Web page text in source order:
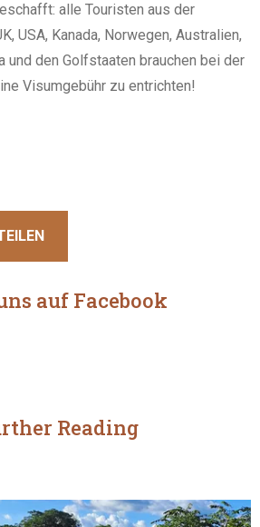
alle Touristen aus der
USA, Kanada, Norwegen, Australien,
und den Golfstaaten brauchen bei der
Visumgebühr zu entrichten!
auf Facebook
Reading